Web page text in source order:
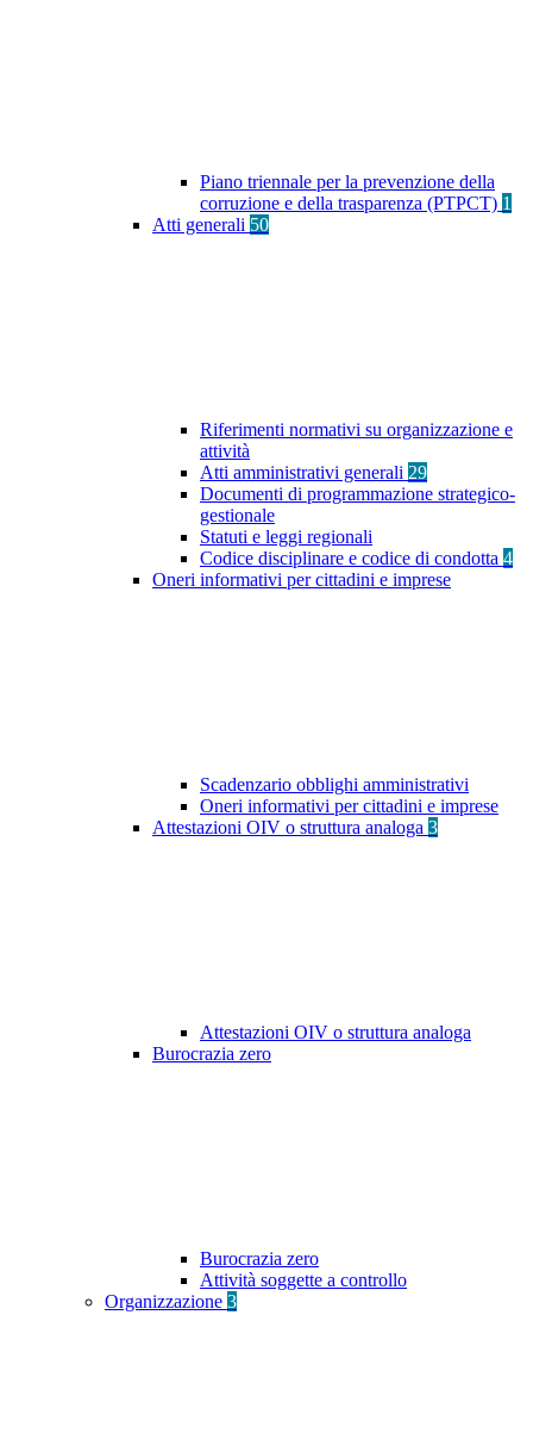
Piano triennale per la prevenzione della
corruzione e della trasparenza (PTPCT) 1
Atti generali 50
Riferimenti normativi su organizzazione e
attività
Atti amministrativi generali 29
Documenti di programmazione strategico-
gestionale
Statuti e leggi regionali
Codice disciplinare e codice di condotta 4
Oneri informativi per cittadini e imprese
Scadenzario obblighi amministrativi
Oneri informativi per cittadini e imprese
Attestazioni OIV o struttura analoga 3
Attestazioni OIV o struttura analoga
Burocrazia zero
Burocrazia zero
Attività soggette a controllo
Organizzazione 3